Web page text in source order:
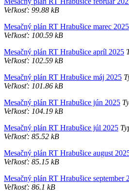
Veľkosť: 99.88 kB
Mesačný plán RT Hrabušice marec 2025
Veľkosť: 100.59 kB
Mesačný plán RT Hrabušice apríl 2025
Veľkosť: 102.59 kB
Mesačný plán RT Hrabušice máj 2025
Veľkosť: 101.86 kB
Mesačný plán RT Hrabušice jún 2025
Veľkosť: 104.19 kB
Mesačný plán RT Hrabušice júl 2025
Veľkosť: 85.52 kB
Mesačný plán RT Hrabušice august
Veľkosť: 85.15 kB
Mesačný plán RT Hrabušice september
Veľkosť: 86.1 kB